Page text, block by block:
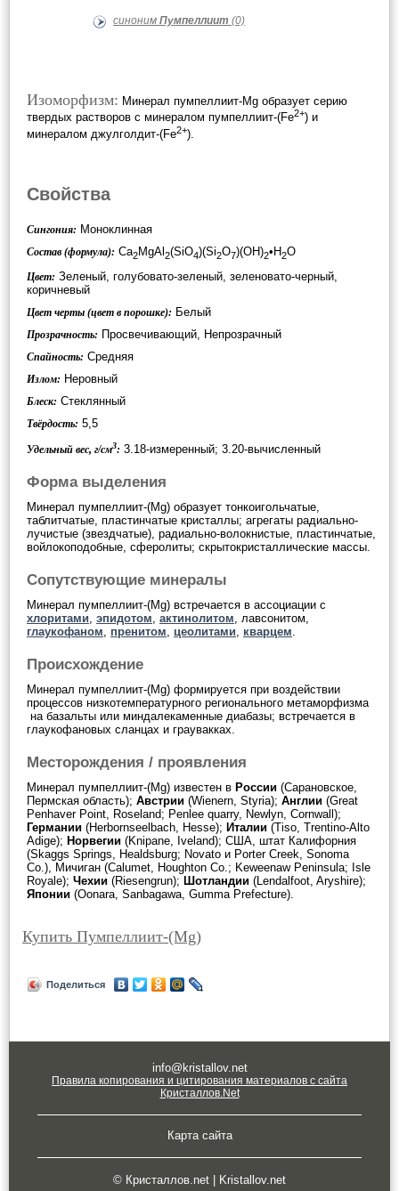
синоним Пумпеллиит (0)
Изоморфизм: Минерал пумпеллиит-Mg образует серию
твердых растворов с минералом пумпеллиит-(Fe2+) и
минералом джулголдит-(Fe2+).
Свойства
Сингония: Моноклинная
Состав (формула): Ca2MgAl 2(SiO4)(Si2O7)(OH)2•H2O
Цвет: Зеленый, голубовато-зеленый, зеленовато-черный,
коричневый
Цвет черты (цвет в порошке): Белый
Прозрачность: Просвечивающий, Непрозрачный
Спайность: Средняя
Излом: Неровный
Блеск: Стеклянный
Твёрдость: 5,5
Удельный вес, г/см3: 3.18-измеренный; 3.20-вычисленный
Форма выделения
Минерал пумпеллиит-(Mg) образует тонкоигольчатые,
таблитчатые, пластинчатые кристаллы; агрегаты радиально-
лучистые (звездчатые), радиально-волокнистые, пластинчатые,
войлокоподобные, сферолиты; скрытокристаллические массы.
Сопутствующие минералы
Минерал пумпеллиит-(Mg) встречается в ассоциации с
хлоритами эпидотом актинолитом , лавсонитом,
глаукофаном
пренитом цеолитами кварцем
Происхождение
Минерал пумпеллиит-(Mg) формируется при воздействии
процессов низкотемпературного регионального метаморфизма
на базальты или миндалекаменные диабазы; встречается в
глаукофановых сланцах и граувакках.
Месторождения / проявления
Минерал пумпеллиит-(Mg) известен в России (Сарановское,
Пермская область); Австрии (Wienern, Styria); Англии (Great
Penhaver Point, Roseland; Penlee quarry, Newlyn, Cornwall);
Германии (Herbornseelbach, Hesse); Италии (Tiso, Trentino-Alto
Adige); Норвегии (Knipane, Iveland); США, штат Калифорния
(Skaggs Springs, Healdsburg; Novato и Porter Creek, Sonoma
Co.), Мичиган (Calumet, Houghton Co.; Keweenaw Peninsula; Isle
Royale); Чехии (Riesengrun); Шотландии (Lendalfoot, Aryshire);
Японии (Oonara, Sanbagawa, Gumma Prefecture).
Купить Пумпеллиит-(Mg)
Поделиться
info@kristallov.net
Правила копирования и цитирования материалов с сайта
Кристаллов.Net
Карта сайта
© Кристаллов.net | Kristallov.net